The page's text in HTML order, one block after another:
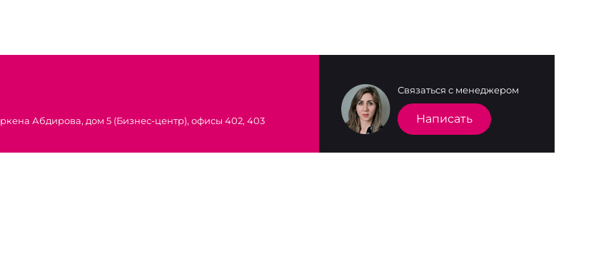
Абдирова, дом 5 (Бизнес-центр), офисы 402, 403
Связаться с менеджером
Написать